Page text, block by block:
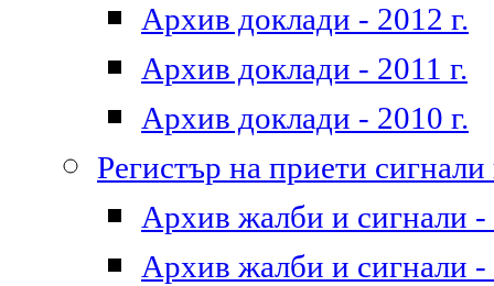
Архив доклади - 2012 г.
Архив доклади - 2011 г.
Архив доклади - 2010 г.
Регистър на приети
Архив жалби и сигнали -
Архив жалби и сигнали -